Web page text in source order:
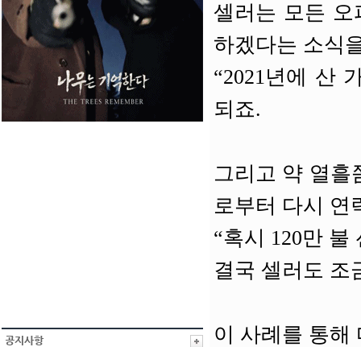
셀러는 모든 오
하겠다는 소식
“2021년에 산
되죠.
그리고 약 열흘
로부터 다시 연
“혹시 120만 불
결국 셀러도 조
이 사례를 통해